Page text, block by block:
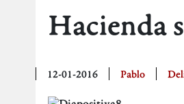
Hacienda
12-01-2016 Pablo